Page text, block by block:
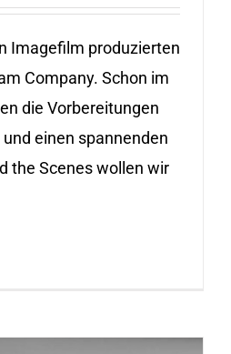
Imagefilm produzierten
Company. Schon im
die Vorbereitungen
einen spannenden
the Scenes wollen wir